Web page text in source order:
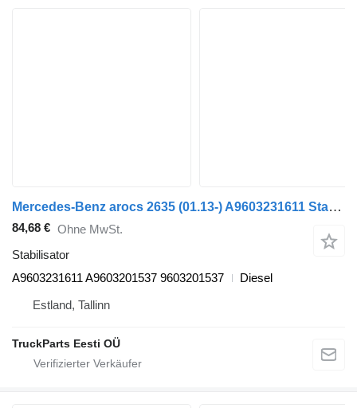
Mercedes-Benz arocs 2635 (01.13-) A9603231611 Stabilisator für Mercedes-Benz Actros MP4 Antos Arocs (2012-) Sattelzugmaschine
84,68 € Ohne MwSt.
Stabilisator
A9603231611 A9603201537 9603201537
Diesel
Estland, Tallinn
TruckParts Eesti OÜ